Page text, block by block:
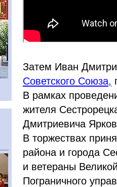
Затем Иван
Советского Союза,
В рамках
жителя
Дмитриевича
В торжествах
района и города
и ветераны
Пограничного